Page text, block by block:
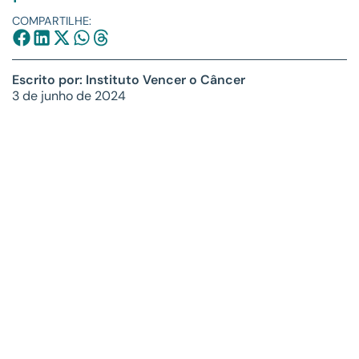
COMPARTILHE:
Escrito por: Instituto Vencer o Câncer
3 de junho de 2024